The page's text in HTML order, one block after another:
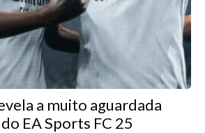
a muito aguardada
EA Sports FC 25